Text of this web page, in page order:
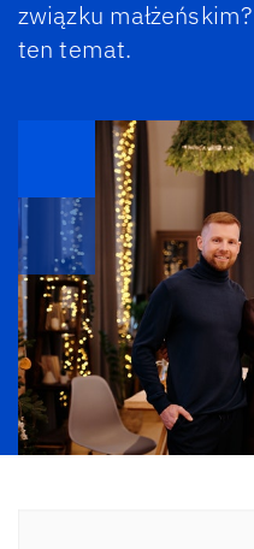
związku
ten temat.